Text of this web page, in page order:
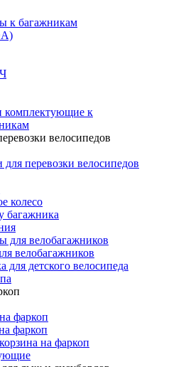
к багажникам
комплектующие к
велосипедов
перевозки велосипедов
колесо
багажника
для велобагажников
велобагажников
для детского велосипеда
фаркоп
фаркоп
на фаркоп